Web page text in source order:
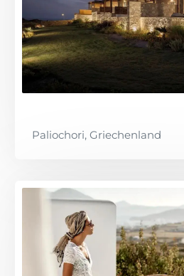
Paliochori, Griechenland